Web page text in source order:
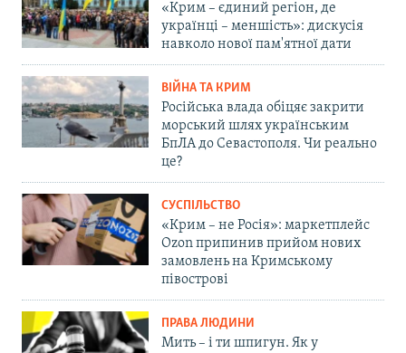
«Крим – єдиний регіон, де
українці – меншість»: дискусія
навколо нової пам'ятної дати
ВІЙНА ТА КРИМ
Російська влада обіцяє закрити
морський шлях українським
БпЛА до Севастополя. Чи реально
це?
СУСПІЛЬСТВО
«Крим – не Росія»: маркетплейс
Ozon припинив прийом нових
замовлень на Кримському
півострові
ПРАВА ЛЮДИНИ
Мить – і ти шпигун. Як у